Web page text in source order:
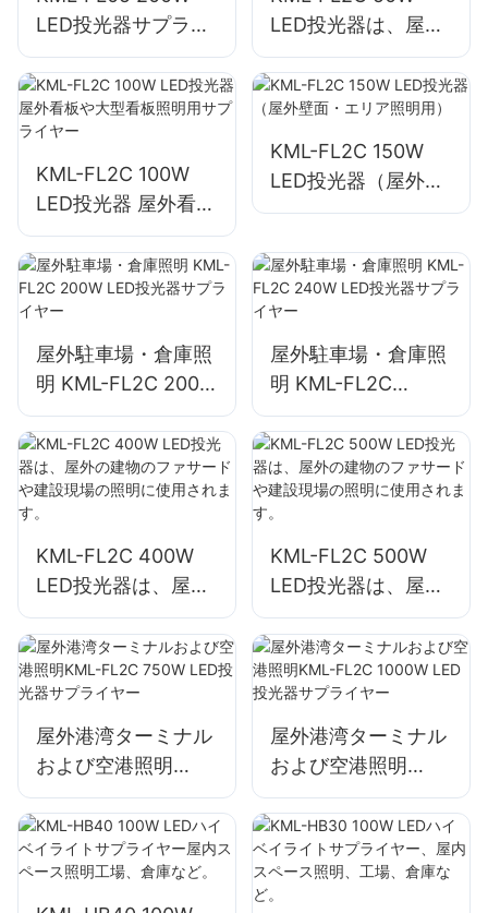
LED投光器サプライ
ヤー、緊急および災
害救助現場の照明
LED投光器は、屋外
看板や大型看板照明
用として最適です。
KML-FL2C 100W
LED投光器 屋外看板
や大型看板照明用サ
プライヤー
KML-FL2C 150W
LED投光器（屋外壁
面・エリア照明用）
屋外駐車場・倉庫照
明 KML-FL2C 200W
LED投光器サプライ
ヤー
屋外駐車場・倉庫照
明 KML-FL2C
240W LED投光器サ
プライヤー
KML-FL2C 400W
LED投光器は、屋外
の建物のファサード
や建設現場の照明に
使用されます。
KML-FL2C 500W
LED投光器は、屋外
の建物のファサード
や建設現場の照明に
使用されます。
屋外港湾ターミナル
および空港照明
KML-FL2C 750W
LED投光器サプライ
ヤー
屋外港湾ターミナル
および空港照明
KML-FL2C 1000W
LED投光器サプライ
ヤー